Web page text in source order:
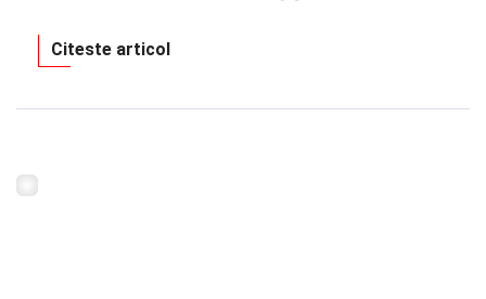
Citeste articol